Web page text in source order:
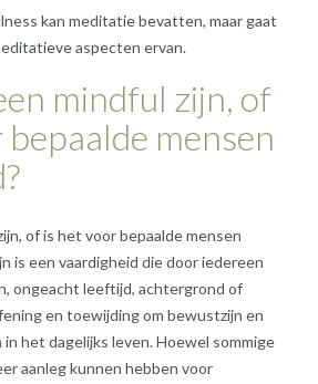
kan meditatie bevatten, maar gaat
aspecten ervan.
mindful zijn, of
mensen
of is het voor bepaalde mensen
is een vaardigheid die door iedereen
ongeacht leeftijd, achtergrond of
en toewijding om bewustzijn en
het dagelijks leven. Hoewel sommige
aanleg kunnen hebben voor